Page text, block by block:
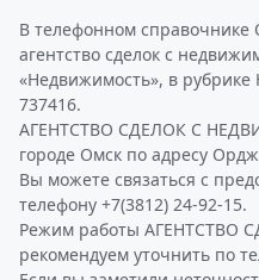
В телефонном справочнике
агентство сделок с
«Недвижимость», в
737416.
АГЕНТСТВО СДЕЛОК С
городе Омск по адресу
Вы можете связаться с
телефону +7(3812) 24-92-15.
Режим работы
рекомендуем уточнить по